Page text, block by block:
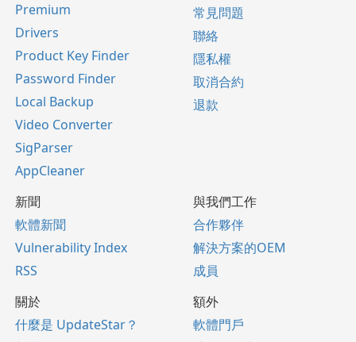
Premium
Drivers
Product Key Finder
Password Finder
Local Backup
Video Converter
SigParser
AppCleaner
常見問題
聯絡
隱私權
取消合約
退款
新聞
軟體新聞
Vulnerability Index
RSS
與我們工作
合作夥伴
解決方案的OEM
成員
關於
什麼是 UpdateStar？
額外
軟體門戶